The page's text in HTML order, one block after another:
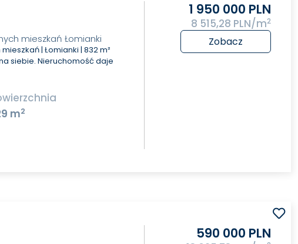
mieszkań Łomianki
| Łomianki | 832 m²
siebie. Nieruchomość daje
m2
1 950 000 PLN
8 515,28 PLN/m2
Zobacz
590 000 PLN